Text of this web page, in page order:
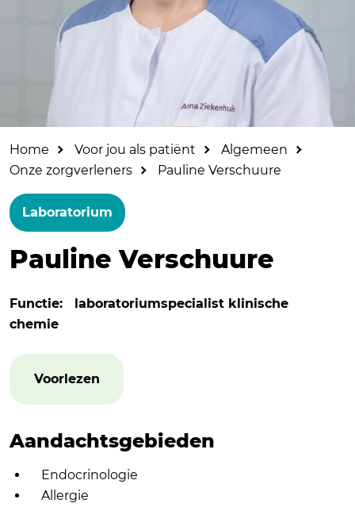
Home Voor jou als patiënt
Algemeen
Onze zorgverleners
Pauline Verschuure
Laboratorium
Pauline Verschuure
Functie:
laboratoriumspecialist klinische
chemie
Voorlezen
Aandachtsgebieden
Endocrinologie
Allergie